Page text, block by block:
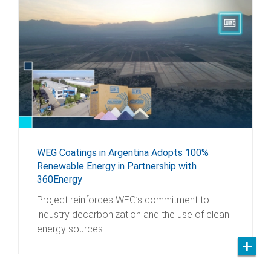
WEG Coatings in Argentina Adopts 100%
Renewable Energy in Partnership with
360Energy
Project reinforces WEG’s commitment to
industry decarbonization and the use of clean
energy sources.…